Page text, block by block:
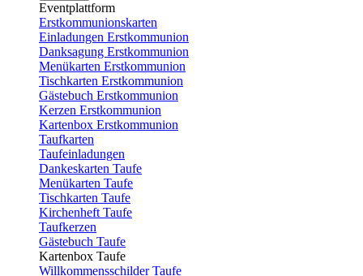
Eventplattform
Erstkommunionskarten
Einladungen Erstkommunion
Danksagung Erstkommunion
Menükarten Erstkommunion
Tischkarten Erstkommunion
Gästebuch Erstkommunion
Kerzen Erstkommunion
Kartenbox Erstkommunion
Taufkarten
Taufeinladungen
Dankeskarten Taufe
Menükarten Taufe
Tischkarten Taufe
Kirchenheft Taufe
Taufkerzen
Gästebuch Taufe
Kartenbox Taufe
Willkommensschilder Taufe